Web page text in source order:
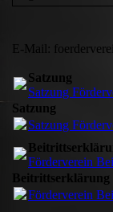
E-Mail:
Satzung
Satzung
Satzung
Satzung
Förderverein
Beitrittserklärung
Förderverein